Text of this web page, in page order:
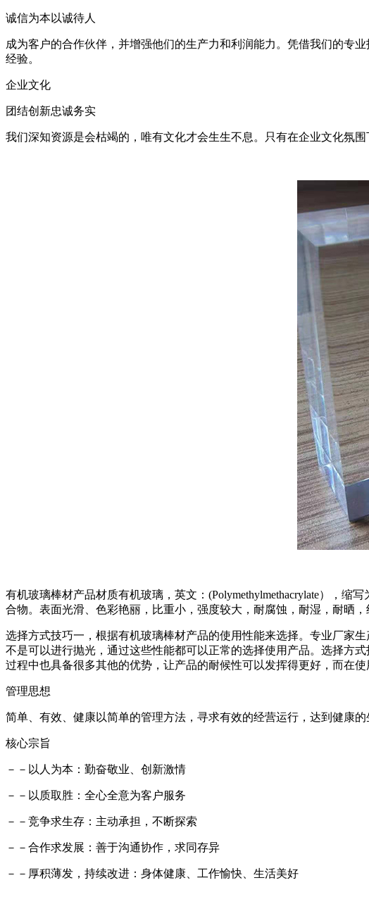
诚信为本以诚待人
成为客户的合作伙伴，并增强他们的生产力和利润能力。凭借我们的专
经验。
企业文化
团结创新忠诚务实
我们深知资源是会枯竭的，唯有文化才会生生不息。只有在企业文化氛
有机玻璃棒材产品材质有机玻璃，英文：(Polymethylmethacrylate），
合物。表面光滑、色彩艳丽，比重小，强度较大，耐腐蚀，耐湿，耐晒
选择方式技巧一，根据有机玻璃棒材产品的使用性能来选择。专业厂家
不是可以进行抛光，通过这些性能都可以正常的选择使用产品。选择方
过程中也具备很多其他的优势，让产品的耐候性可以发挥得更好，而在使
管理思想
简单、有效、健康以简单的管理方法，寻求有效的经营运行，达到健康的
核心宗旨
－－以人为本：勤奋敬业、创新激情
－－以质取胜：全心全意为客户服务
－－竞争求生存：主动承担，不断探索
－－合作求发展：善于沟通协作，求同存异
－－厚积薄发，持续改进：身体健康、工作愉快、生活美好